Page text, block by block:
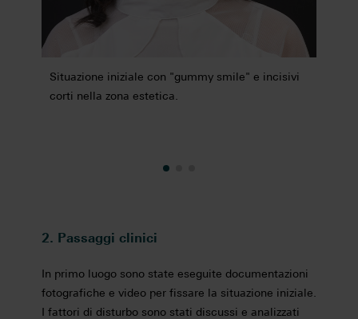
Situazione iniziale con "gummy smile" e incisivi
corti nella zona estetica.
2. Passaggi clinici
In primo luogo sono state eseguite documentazioni
fotografiche e video per fissare la situazione iniziale.
I fattori di disturbo sono stati discussi e analizzati